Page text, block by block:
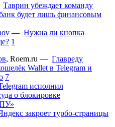
Таврин убеждает команду
будет лишь финансовым
— Нужна ли кнопка
1
, Roem.ru — Главреду
Wallet в Telegram и
7
исполнил
о блокировке
закроет турбо-страницы